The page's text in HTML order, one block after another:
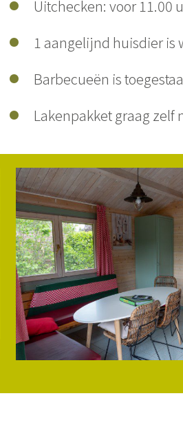
Uitchecken: voor 11.00
1 aangelijnd huisdier is
Barbecueën is
Lakenpakket graag zelf